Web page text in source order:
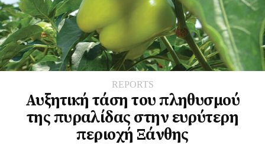
REPORTS
Αυξητική τάση του πληθυσμού
της πυραλίδας στην ευρύτερη
περιοχή Ξάνθης